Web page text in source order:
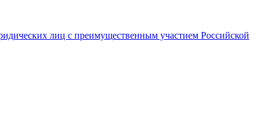
лиц с преимущественным участием Российской